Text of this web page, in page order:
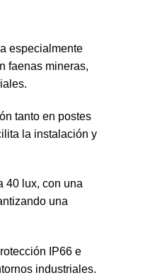
especialmente
faenas mineras,
tanto en postes
la instalación y
40 lux, con una
una
IP66 e
industriales.